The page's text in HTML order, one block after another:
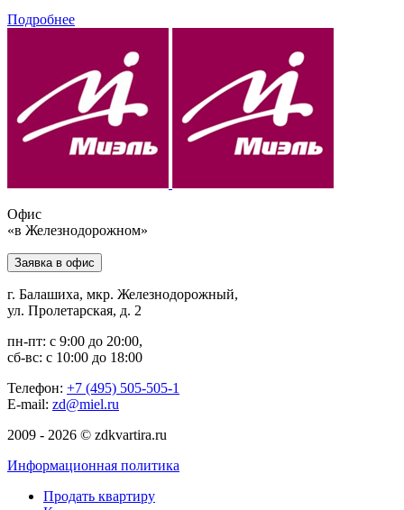
Подробнее
Офис
«в Железнодорожном»
Заявка в офис
г. Балашиха, мкр. Железнодорожный,
ул. Пролетарская, д. 2
пн-пт: с 9:00 до 20:00,
сб-вс: с 10:00 до 18:00
Телефон: +7 (495) 505-505-1
E-mail: zd@miel.ru
2009 - 2026 © zdkvartira.ru
Информационная политика
Продать квартиру